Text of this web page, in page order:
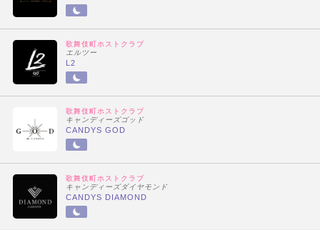
歌舞伎町ホストクラブ
エルツー
L2
歌舞伎町ホストクラブ
キャンディーズゴッド
CANDYS GOD
歌舞伎町ホストクラブ
キャンディーズダイヤモンド
CANDYS DIAMOND